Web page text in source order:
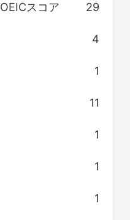
スコア 29
4
1
11
1
1
1